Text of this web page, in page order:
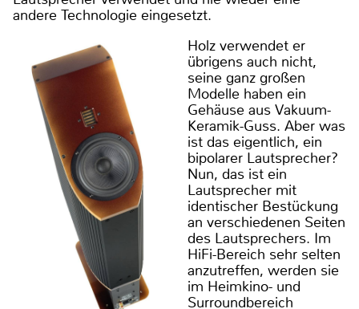
andere Technologie eingesetzt.
Holz verwendet er
übrigens auch nicht,
seine ganz großen
Modelle haben ein
Gehäuse aus Vakuum-
Keramik-Guss. Aber was
ist das eigentlich, ein
bipolarer Lautsprecher?
Nun, das ist ein
Lautsprecher mit
identischer Bestückung
an verschiedenen Seiten
des Lautsprechers. Im
HiFi-Bereich sehr selten
anzutreffen, werden sie
im Heimkino- und
Surroundbereich